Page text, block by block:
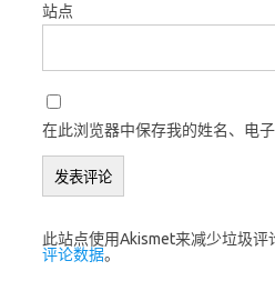
站点
在此浏览器中保存我的姓名、电子
此站点使用Akismet来减少垃圾评
评论数据。